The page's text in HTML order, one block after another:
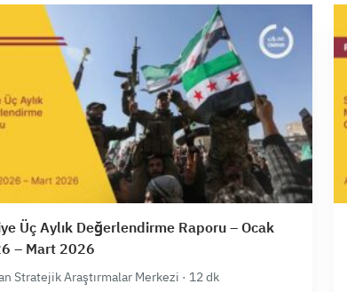
Üç Aylık Değerlendirme Raporu – Ocak
– Mart 2026
Stratejik Araştırmalar Merkezi · 12 dk